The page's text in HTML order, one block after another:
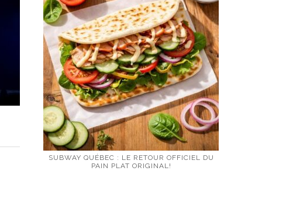
SUBWAY QUÉBEC : LE RETOUR OFFICIEL DU
PAIN PLAT ORIGINAL!